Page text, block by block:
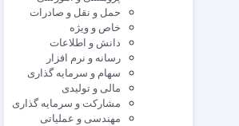
حمل و نقل و صادرات
خاص و ویژه
دانش و اطلاعات
رسانه و نرم افزار
سهام و سرمایه گذاری
مالی و تولیدی
مشارکت و سرمایه گذاری
مهندسی و عملیاتی